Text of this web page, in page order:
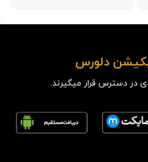
دلورس
در دسترس قرار میگیرند.